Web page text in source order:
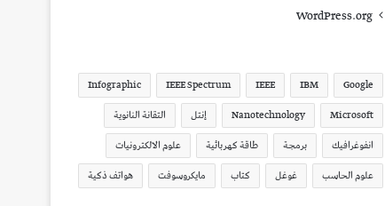
WordPress.org
Google
IBM
IEEE
IEEE Spectrum
Infographic
Microsoft
Nanotechnology إنتل
التقانة النانوية
انفوغرافيك
برمجة طاقة كهربائية
علوم الالكترونيات
علوم الحاسب
غوغل كتاب مايكروسوفت هواتف ذكية